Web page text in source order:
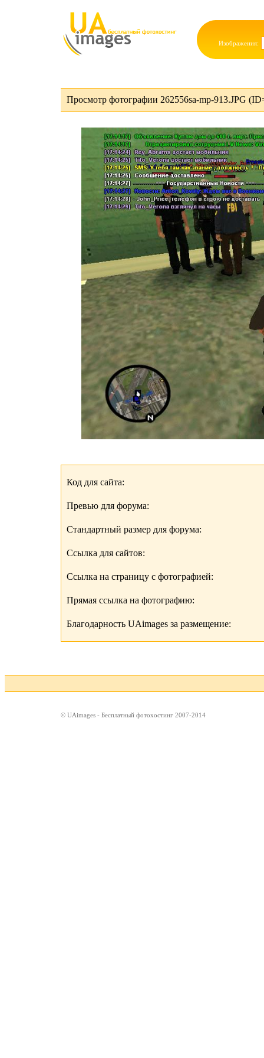
Изображения:
Просмотр фотографии 262556sa-mp-913.JPG
Код для сайта:
Превью для форума:
Стандартный размер для форума:
Ссылка для сайтов:
Ссылка на страницу с фотографией:
Прямая ссылка на фотографию:
Благодарность UAimages за размещение:
© UAimages - Бесплатный фотохостинг 2007-2014